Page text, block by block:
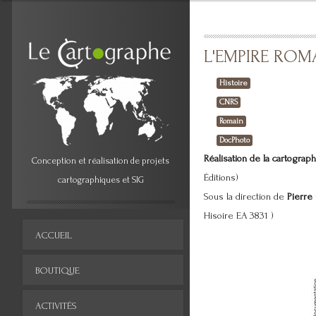
L'EMPIRE
Histoire
CNRS
Romain
DocPhoto
Réalisation de la
Éditions)
Sous la direction de Pierre
Hisoire EA 3831 )
Conception et réalisation de projets
cartographiques et SIG
ACCUEIL
BOUTIQUE
ACTIVITÉS